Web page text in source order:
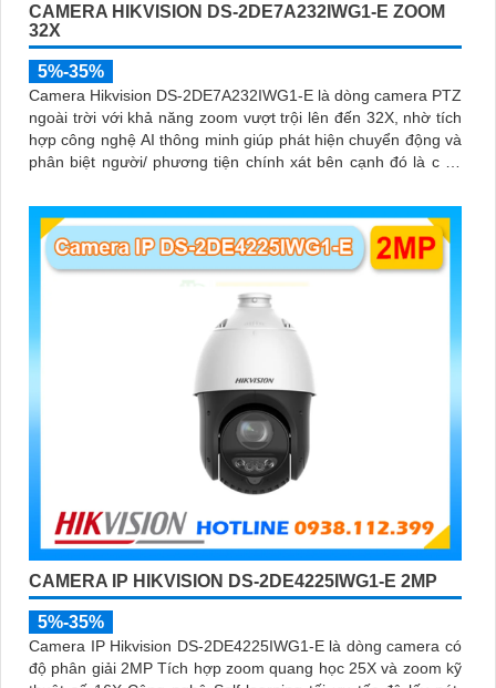
CAMERA HIKVISION DS-2DE7A232IWG1-E ZOOM
32X
5%-35%
Camera Hikvision DS-2DE7A232IWG1-E là dòng camera PTZ
ngoài trời với khả năng zoom vượt trội lên đến 32X, nhờ tích
hợp công nghệ AI thông minh giúp phát hiện chuyển động và
phân biệt người/ phương tiện chính xát bên cạnh đó là c và
thanh
CAMERA IP HIKVISION DS-2DE4225IWG1-E 2MP
5%-35%
Camera IP Hikvision DS-2DE4225IWG1-E là dòng camera có
độ phân giải 2MP Tích hợp zoom quang học 25X và zoom kỹ